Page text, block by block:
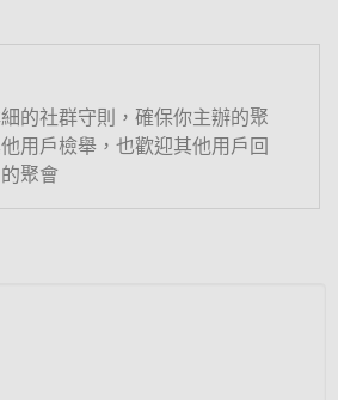
的社群守則，確保你主辦的聚
用戶檢舉，也歡迎其他用戶回
聚會